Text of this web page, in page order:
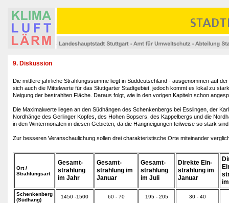
9. Diskussion
Die mittlere jährliche Strahlungssumme liegt in Süddeutschland - ausgenommen auf
sich auch die Mittelwerte für das Stuttgarter Stadtgebiet, jedoch kommt es lokal zu
Neigung der bestrahlten Fläche. Daraus folgt, wie in den vorigen Kapiteln schon
Die Maximalwerte liegen an den Südhängen des Schenkenbergs bei Esslingen, der
Nordhänge des Gerlinger Kopfes, des Hohen Bopsers, des Kappelbergs und die
in den Wintermonaten in diesen Gebieten, da die Hangneigungen teilweise so stark
Zur besseren Veranschaulichung sollen drei charakteristische Orte miteinander
Ort /
Strahlungsart
Gesamt-
strahlung
im Jahr
Gesamt-
strahlung im
Januar
Gesamt-
strahlung
im Juli
Direkte Ein-
strahlung im
Januar
Schenkenberg
(Südhang)
1450 -1500 60 - 70 195 - 205 30 - 40